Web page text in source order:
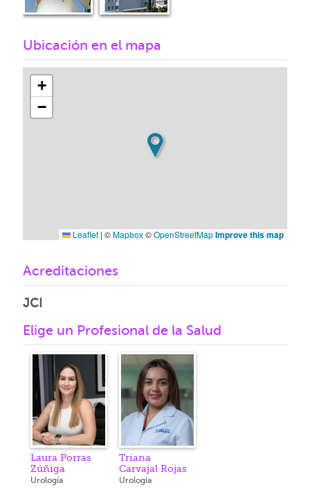
Ubicación en el mapa
+
−
Leaflet | ©Mapbox©OpenStreetMapImprove this map
Acreditaciones
JCI
Elige un Profesional de la Salud
Laura Porras
Zúñiga
Urología
Triana
Carvajal Rojas
Urología